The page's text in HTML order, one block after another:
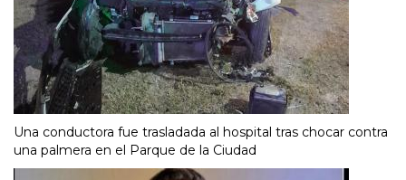
Una conductora fue trasladada al hospital tras chocar contra
una palmera en el Parque de la Ciudad